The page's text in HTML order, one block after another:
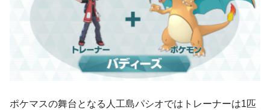
ポケマスの舞台となる人工島パシオではトレーナーは1匹